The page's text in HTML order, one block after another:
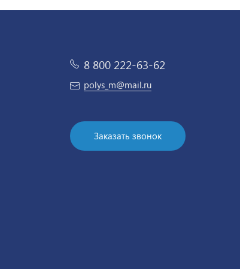
8 800 222-63-62
polys_m@mail.ru
Заказать звонок